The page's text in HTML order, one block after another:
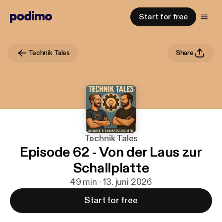
Start for free
Technik Tales Share
Technik Tales
Episode 62 - Von der Laus zur
Schallplatte
49 min · 13. juni 2026
Start for free